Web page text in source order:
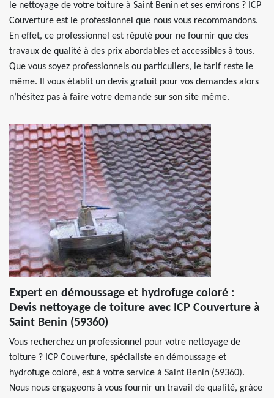
le nettoyage de votre toiture à Saint Benin et ses environs ? ICP
Couverture est le professionnel que nous vous recommandons.
En effet, ce professionnel est réputé pour ne fournir que des
travaux de qualité à des prix abordables et accessibles à tous.
Que vous soyez professionnels ou particuliers, le tarif reste le
même. Il vous établit un devis gratuit pour vos demandes alors
n’hésitez pas à faire votre demande sur son site même.
Expert en démoussage et hydrofuge coloré :
Devis nettoyage de toiture avec ICP Couverture à
Saint Benin (59360)
Vous recherchez un professionnel pour votre nettoyage de
toiture ? ICP Couverture, spécialiste en démoussage et
hydrofuge coloré, est à votre service à Saint Benin (59360).
Nous nous engageons à vous fournir un travail de qualité, grâce